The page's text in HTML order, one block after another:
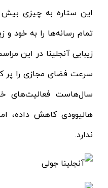
این ستاره به چیزی بیش
تمام رسانه‌ها را به خود
زیبایی آنجلینا در این
سرعت فضای مجازی را پر
سال‌هاست فعالیت‌های
هالیوودی کاهش داده،
ندارد.